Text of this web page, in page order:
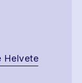
Helvete